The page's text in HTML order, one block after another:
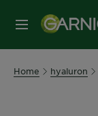
MENU
Home hyaluron